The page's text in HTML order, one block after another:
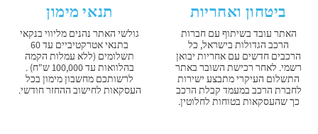
ביטחון ואחריות
האתר עובד בשיתוף עם חברות
הרכב הגדולות בישראל, כל
הרכבים חדשים עם אחריות יבואן
רשמי. לאחר רכישת השובר באתר
התשלום העיקרי מתבצע ישירות
לחברת הרכב במעמד קבלת הרכב
כך שהעסקאות בטוחות לחלוטין.
תנאי מימון
גולשי האתר נהנים מליווי בנקאי
בתנאי אטרקטיביים עד 60
תשלומים (ללא עמלות הקמה
בהלוואות עד 100,000 ש"ח) .
לרשותכם מחשבון מימון בכל
העסקאות לחישוב ההחזר חודשי.